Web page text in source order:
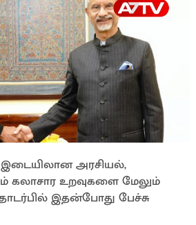
இடையிலான அரசியல்,
கலாசார உறவுகளை மேலும்
இதன்போது பேச்சு